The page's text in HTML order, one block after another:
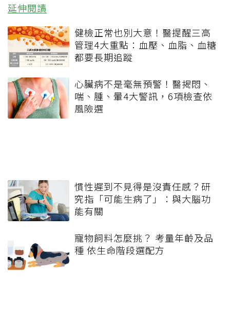
延伸閱讀
健檢正常也別大意！醫提醒三高
管理4大重點：血壓、血脂、血糖
都要長期追蹤
心臟病不是毫無預警！醫揭悶、
喘、腫、暈4大警訊，6項檢查依
風險選
慣性遲到不見得是沒責任感？研
究指「可能生病了」：與大腦功
能有關
寵物飼料怎麼挑？ 考量年齡及品
種 依生命階段選配方